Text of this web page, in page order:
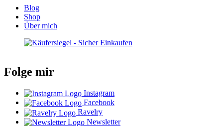
Blog
Shop
Über mich
Folge mir
Instagram
Facebook
Ravelry
Newsletter